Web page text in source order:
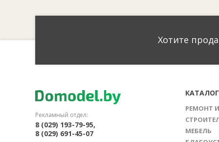
Хотите
Рекламный отдел:
8 (029) 193-79-95,
8 (029) 691-45-07
КАТАЛОГ
РЕМОНТ
МЕБЕЛЬ